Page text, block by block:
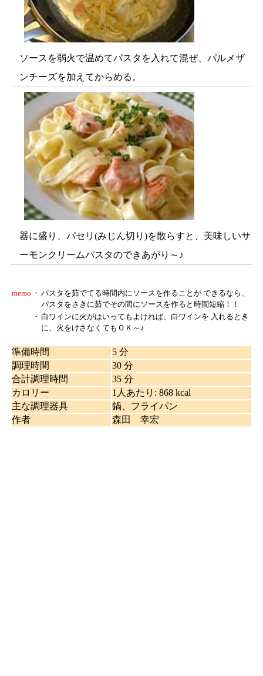
ソースを弱火で温めてパスタを入れて混ぜ、パルメザ
ンチーズを加えてからめる。
器に盛り、パセリ(みじん切り)を散らすと、美味しいサ
ーモンクリームパスタのできあがり～♪
memo ・ パスタを茹でてる時間内にソースを作ることが できるなら、
パスタをさきに茹でその間にソースを作ると時間短縮！！
・ 白ワインに火がはいってもよければ、白ワインを 入れるとき
に、火をけさなくてもＯＫ～♪
準備時間
5 分
調理時間
30 分
合計調理時間
35 分
カロリー
1人あたり : 868 kcal
主な調理器具
鍋、フライパン
作者
森田 幸宏